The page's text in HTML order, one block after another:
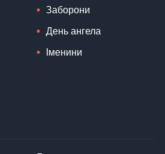
Заборони
День ангела
Іменини